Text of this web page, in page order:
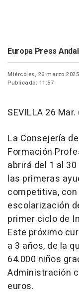
Europa Press
Miércoles, 26 marzo 2025
Publicado: 11:57
SEVILLA 26 Mar.
La Consejería
Formación
abrirá del 1 al
las primeras
competitiva,
escolarización
primer ciclo de
Este próximo
a 3 años, de la
64.000 niños
Administración
euros.